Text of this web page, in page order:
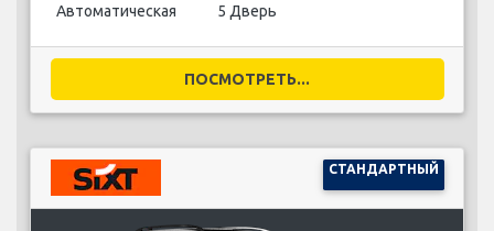
Автоматическая 5 Дверь
ПОСМОТРЕТЬ...
СТАНДАРТНЫЙ